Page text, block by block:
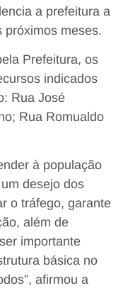
a prefeitura a
próximos meses.
Prefeitura, os
indicados
Rua José
Rua Romualdo
à população
desejo dos
o tráfego, garante
além de
importante
básica no
afirmou a